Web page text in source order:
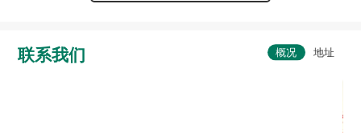
联系我们